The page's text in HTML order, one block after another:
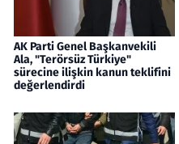
AK Parti Genel Başkanvekili
Ala, "Terörsüz Türkiye"
sürecine ilişkin kanun teklifini
değerlendirdi